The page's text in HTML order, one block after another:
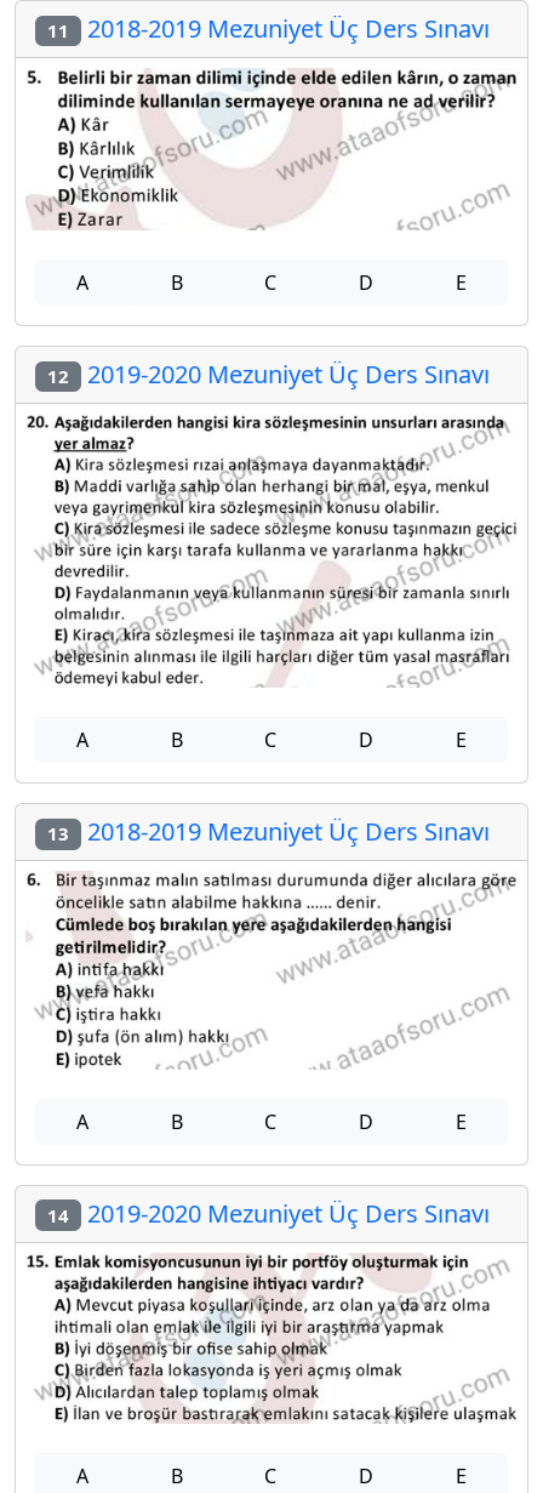
11 2018-2019 Mezuniyet Üç Ders Sınavı
A B C D E
12 2019-2020 Mezuniyet Üç Ders Sınavı
A B C D E
13 2018-2019 Mezuniyet Üç Ders Sınavı
A B C D E
14 2019-2020 Mezuniyet Üç Ders Sınavı
A B C D E